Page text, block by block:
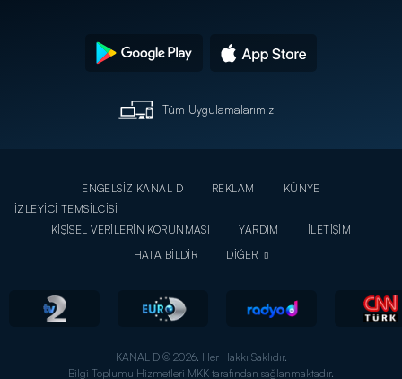
Tüm Uygulamalarımız
ENGELSİZ KANAL D REKLAM
KÜNYE
İZLEYİCİ TEMSİLCİSİ
KİŞİSEL VERİLERİN KORUNMASI
YARDIM
İLETİŞİM
HATA BİLDİR
DİĞER
KANAL D © 2026. Her Hakkı Saklıdır.
Bilgi Toplumu Hizmetleri MKK tarafından sağlanmaktadır.